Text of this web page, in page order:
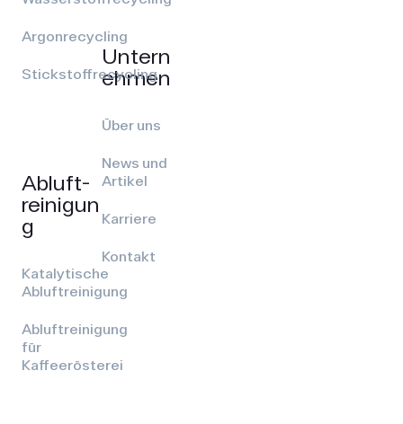
Argonrecycling
Stickstoffrecycling
Abluft­
reinigun
g
Katalytische
Abluftreinigung
Abluftreinigung
für
Kaffeerösterei
Untern
ehmen
Über uns
News und
Artikel
Karriere
Kontakt